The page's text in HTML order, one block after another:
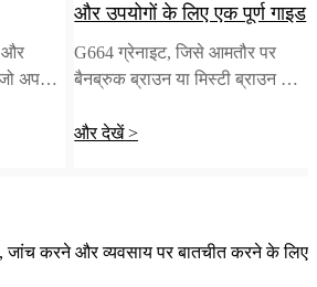
और
अपनी
और उपयोगों के लिए एक पूर्ण गाइड
G664 ग्रेनाइट, जिसे आमतौर पर
बैनब्रुक ब्राउन या मिस्टी ब्राउन के
और देखें >
जांच करने और व्यवसाय पर बातचीत करने के लिए